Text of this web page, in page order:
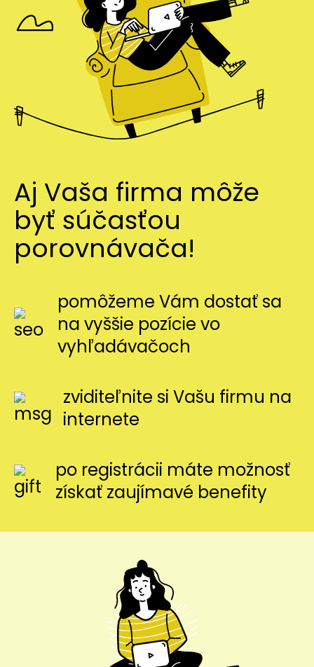
Aj Vaša firma môže
byť súčasťou
porovnávača!
pomôžeme Vám dostať sa
na vyššie pozície vo
vyhľadávačoch
zviditeľnite si Vašu firmu na
internete
po registrácii máte možnosť
získať zaujímavé benefity